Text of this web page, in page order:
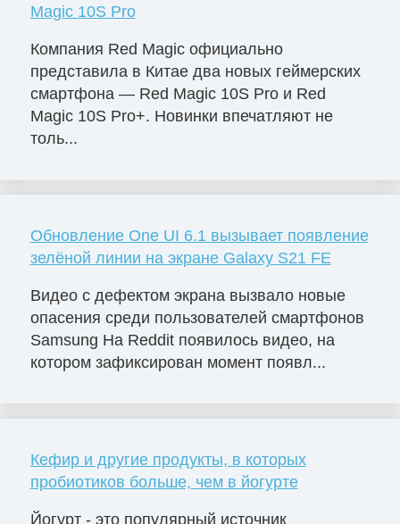
Magic 10S Pro
Компания Red Magic официально
представила в Китае два новых геймерских
смартфона — Red Magic 10S Pro и Red
Magic 10S Pro+. Новинки впечатляют не
толь...
Обновление One UI 6.1 вызывает появление
зелёной линии на экране Galaxy S21 FE
Видео с дефектом экрана вызвало новые
опасения среди пользователей смартфонов
Samsung На Reddit появилось видео, на
котором зафиксирован момент появл...
Кефир и другие продукты, в которых
пробиотиков больше, чем в йогурте
Йогурт - это популярный источник